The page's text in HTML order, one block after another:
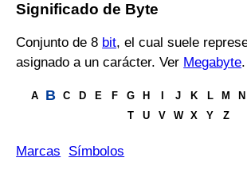
Significado de Byte
Conjunto de 8 bit, el cual suele
asignado a un carácter. Ver Megabyte.
A B C D E F G H J K L M N
T
U V W X Y Z
Marcas Símbolos